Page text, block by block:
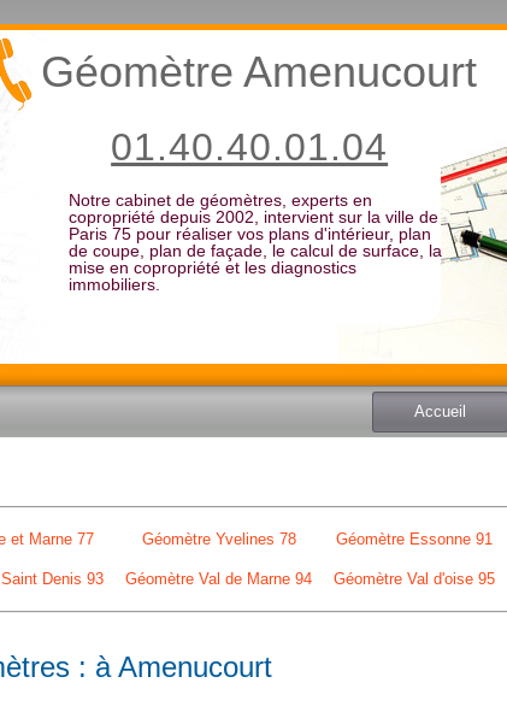
Notre cabinet de géomètres, experts en
copropriété depuis 2002, intervient sur la ville de
Paris 75 pour réaliser vos plans d'intérieur, plan
de coupe, plan de façade, le calcul de surface, la
mise en copropriété et les diagnostics
immobiliers.
Géomètre Amenucourt
01.40.40.01.04
Accueil
et Marne 77 Géomètre Yvelines 78 Géomètre Essonne 91
Denis 93 Géomètre Val de Marne 94 Géomètre Val d'oise 95
: à Amenucourt